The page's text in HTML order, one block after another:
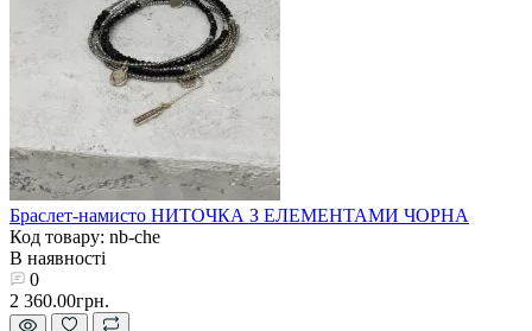
Браслет-намисто НИТОЧКА З ЕЛЕМЕНТАМИ ЧОРНА
Код товару: nb-che
В наявності
0
2 360.00грн.